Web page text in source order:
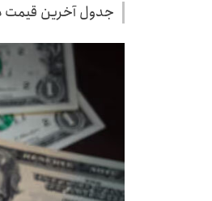
جدول آخرین قیمت دلار و